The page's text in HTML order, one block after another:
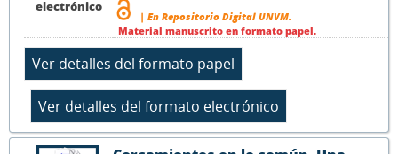
electrónico
| En Repositorio Digital UNVM.
Material manuscrito en formato papel.